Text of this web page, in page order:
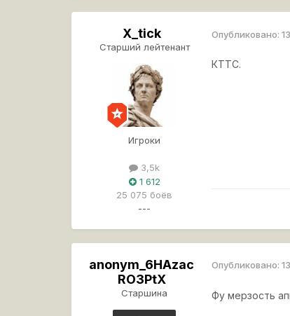
X_tick
Старший лейтенант
Игроки
3,5k
1 612
25 075 боёв
---
Опубликовано:
КТТС.
anonym_6HAzac
RO3PtX
Старшина
Опубликовано:
Фу мерзость